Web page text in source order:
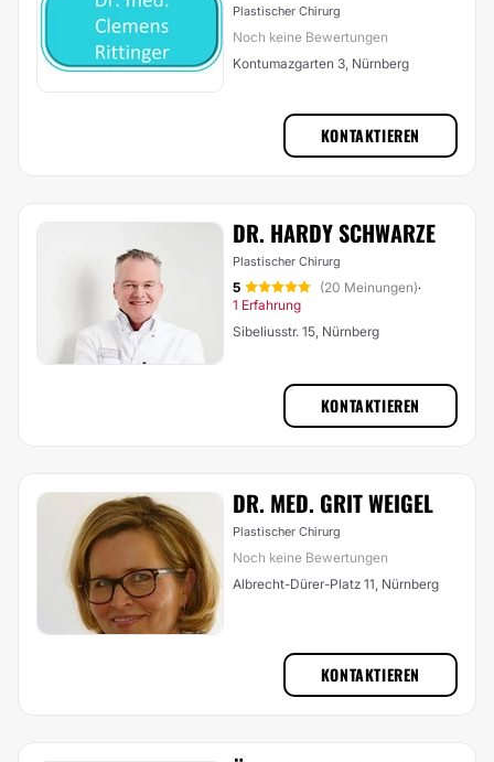
Plastischer Chirurg
Noch keine Bewertungen
Kontumazgarten 3, Nürnberg
KONTAKTIEREN
DR. HARDY SCHWARZE
Plastischer Chirurg
5 (20 Meinungen)·
1 Erfahrung
Sibeliusstr. 15, Nürnberg
KONTAKTIEREN
DR. MED. GRIT WEIGEL
Plastischer Chirurg
Noch keine Bewertungen
Albrecht-Dürer-Platz 11, Nürnberg
KONTAKTIEREN